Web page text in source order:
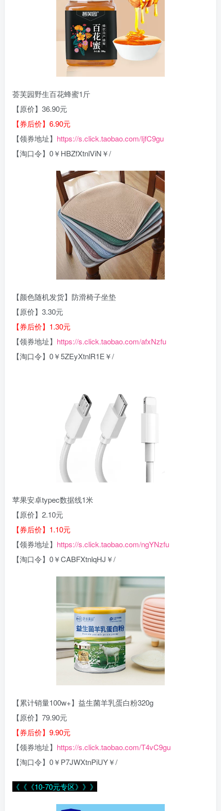
荟芙园野生百花蜂蜜1斤
【原价】36.90元
【券后价】6.90元
【领券地址】 https://s.click.taobao.com/IjfC9gu
【淘口令】0￥HBZfXtnlViN￥/
【颜色随机发货】防滑椅子坐垫
【原价】3.30元
【券后价】1.30元
【领券地址】 https://s.click.taobao.com/afxNzfu
【淘口令】0￥5ZEyXtnlR1E￥/
苹果安卓typec数据线1米
【原价】2.10元
【券后价】1.10元
【领券地址】 https://s.click.taobao.com/ngYNzfu
【淘口令】0￥CABFXtnlqHJ￥/
【累计销量100w+】益生菌羊乳蛋白粉320g
【原价】79.90元
【券后价】9.90元
【领券地址】 https://s.click.taobao.com/T4vC9gu
【淘口令】0￥P7JWXtnPiUY￥/
《《《10-70元专区》》》